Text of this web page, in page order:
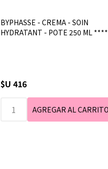
BYPHASSE - CREMA - SOIN
HYDRATANT - POTE 250 ML ****
$U 416